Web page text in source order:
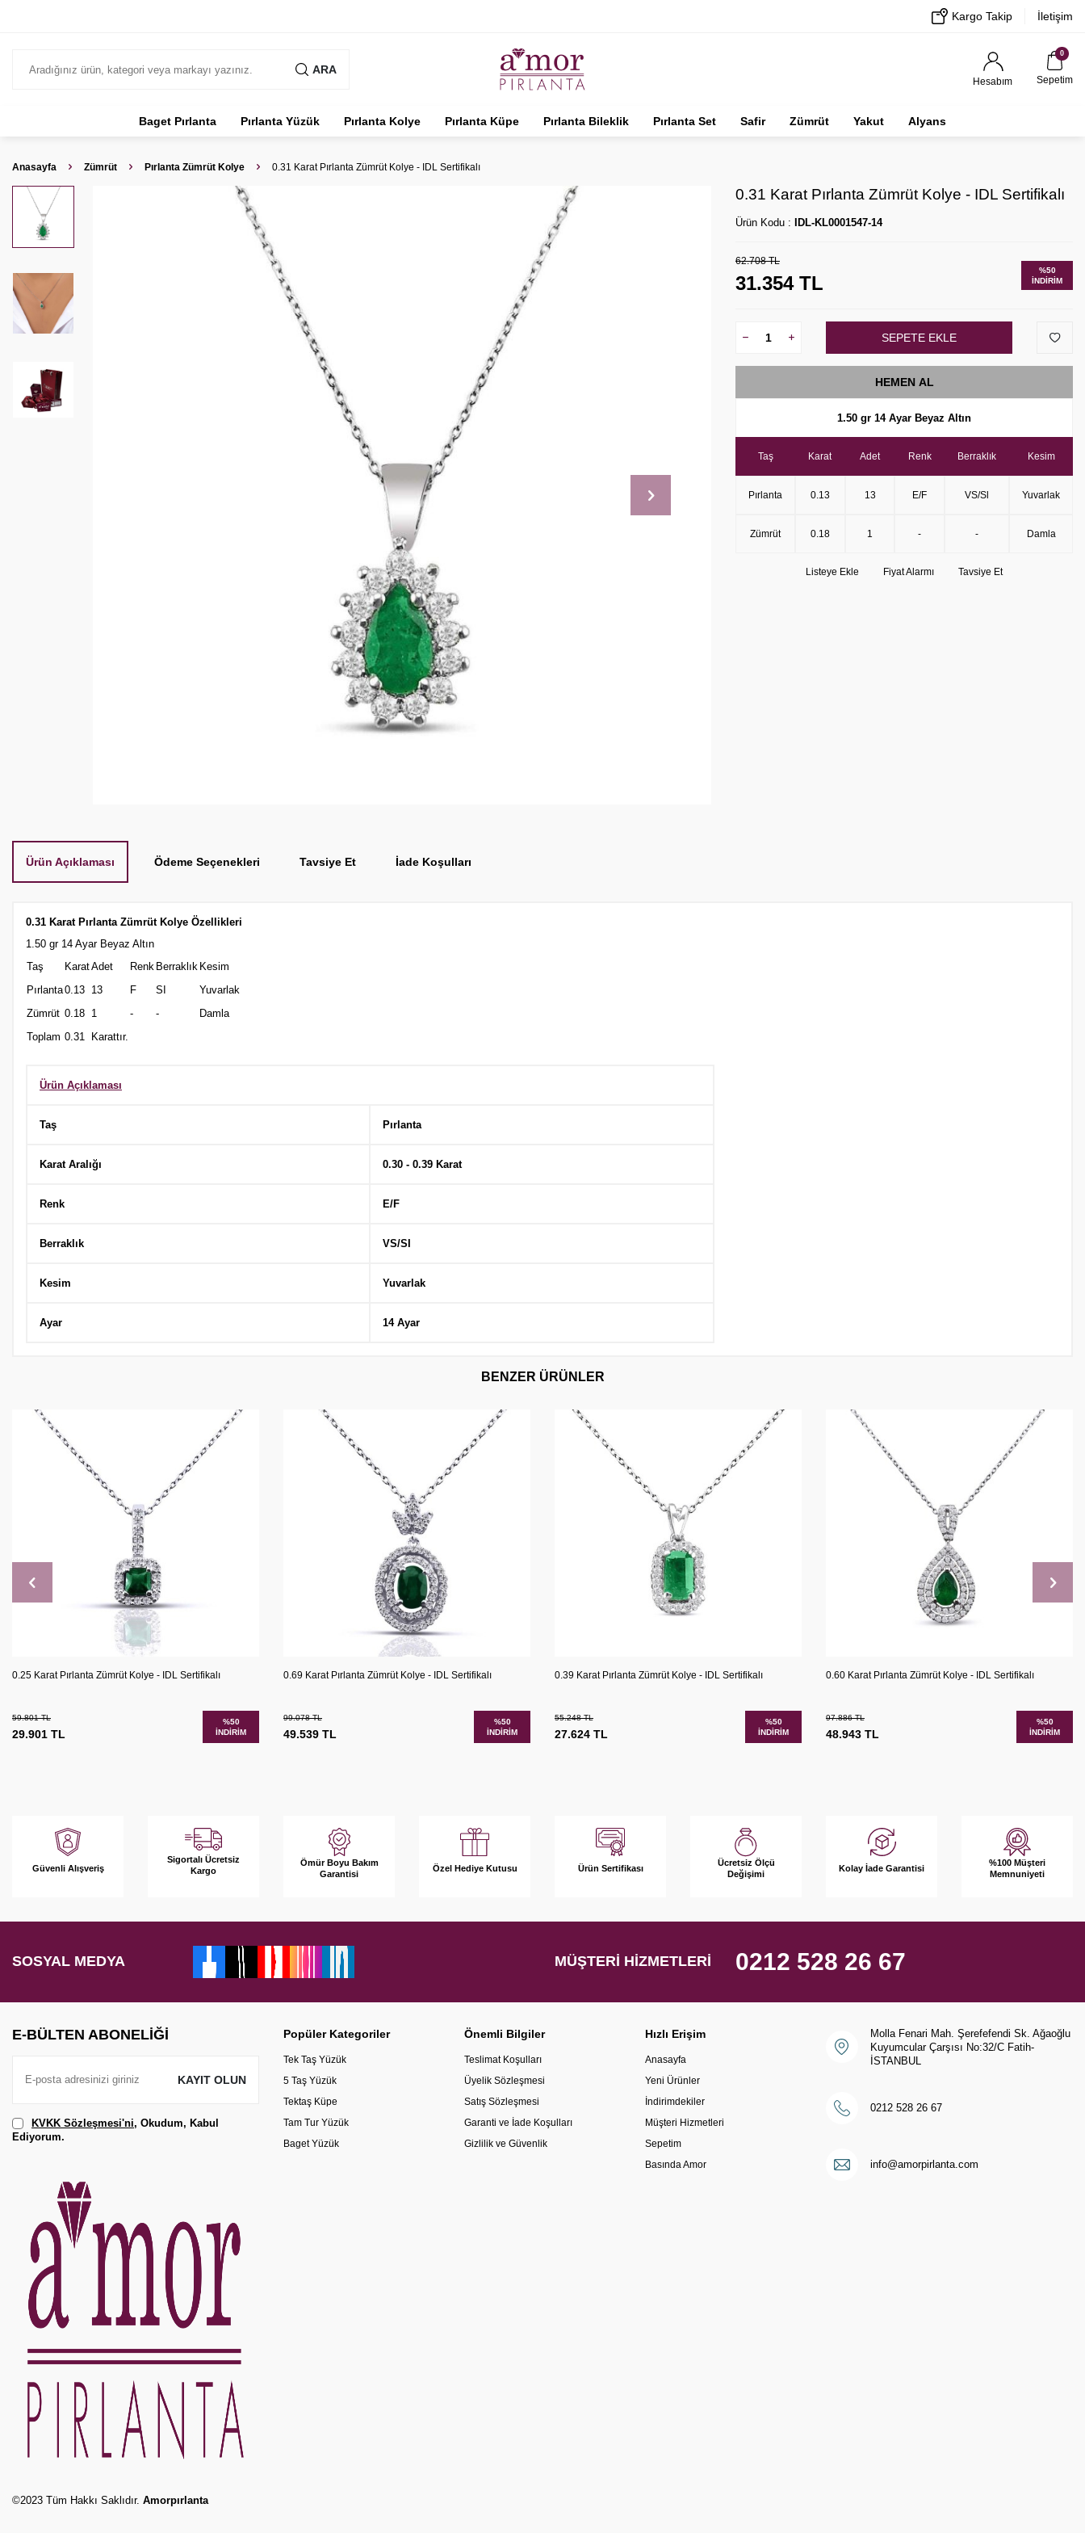
Kargo Takip İletişim
ARA
Hesabım
0
Sepetim
Baget Pırlanta Pırlanta Yüzük Pırlanta Kolye Pırlanta Küpe Pırlanta Bileklik Pırlanta Set Safir Zümrüt Yakut Alyans
Anasayfa Zümrüt Pırlanta Zümrüt Kolye 0.31 Karat Pırlanta Zümrüt Kolye - IDL Sertifikalı
0.31 Karat Pırlanta Zümrüt Kolye - IDL Sertifikalı
Ürün Kodu : IDL-KL0001547-14
62.708TL
31.354TL
%50
İNDIRIM
SEPETE EKLE
HEMEN AL
1.50 gr 14 Ayar Beyaz Altın
Taş
Pırlanta
Zümrüt
Karat
0.13
0.18
Adet
13
1
Renk
E/F
-
Berraklık
VS/Sl
-
Kesim
Yuvarlak
Damla
Listeye Ekle Fiyat Alarmı Tavsiye Et
Ürün Açıklaması Ödeme Seçenekleri Tavsiye Et İade Koşulları
0.31 Karat Pırlanta Zümrüt Kolye Özellikleri
1.50 gr 14 Ayar Beyaz Altın
Taş
KaratAdet Renk Berraklık Kesim
Pırlanta0.13 13 F SI
Yuvarlak
Zümrüt 0.18 1 - -
Damla
Toplam 0.31 Karattır.
Ürün Açıklaması
Taş Pırlanta
Karat Aralığı 0.30 - 0.39 Karat
Renk E/F
Berraklık VS/SI
Kesim Yuvarlak
Ayar 14 Ayar
BENZER ÜRÜNLER
Sepete Ekle Karşılaştır
0.25 Karat Pırlanta Zümrüt Kolye - IDL Sertifikalı
59.801TL
29.901 TL
%50
İNDIRIM
Sepete Ekle Karşılaştır
0.69 Karat Pırlanta Zümrüt Kolye - IDL Sertifikalı
99.078TL
49.539 TL
%50
İNDIRIM
Sepete Ekle Karşılaştır
0.39 Karat Pırlanta Zümrüt Kolye - IDL Sertifikalı
55.248TL
27.624 TL
%50
İNDIRIM
Sepete Ekle Karşılaştır
0.60 Karat Pırlanta Zümrüt Kolye - IDL Sertifikalı
97.886TL
48.943 TL
%50
İNDIRIM
Güvenli Alışveriş
Sigortalı Ücretsiz
Kargo
Ömür Boyu Bakım
Garantisi
Özel Hediye Kutusu Ürün Sertifikası
Ücretsiz Ölçü
Değişimi
Kolay İade Garantisi
%100 Müşteri
Memnuniyeti
SOSYAL MEDYA MÜŞTERI HIZMETLERI 0212 528 26 67
E-BÜLTEN ABONELIĞI
KAYIT OLUN
KVKK Sözleşmesi'ni, Okudum, Kabul
Ediyorum.
©2023 Tüm Hakkı Saklıdır. Amorpırlanta
Popüler Kategoriler
Tek Taş Yüzük
5 Taş Yüzük
Tektaş Küpe
Tam Tur Yüzük
Baget Yüzük
Önemli Bilgiler
Teslimat Koşulları
Üyelik Sözleşmesi
Satış Sözleşmesi
Garanti ve İade Koşulları
Gizlilik ve Güvenlik
Hızlı Erişim
Anasayfa
Yeni Ürünler
İndirimdekiler
Müşteri Hizmetleri
Sepetim
Basında Amor
Molla Fenari Mah. Şerefefendi Sk. Ağaoğlu
Kuyumcular Çarşısı No:32/C Fatih-
İSTANBUL
0212 528 26 67
info@amorpirlanta.com